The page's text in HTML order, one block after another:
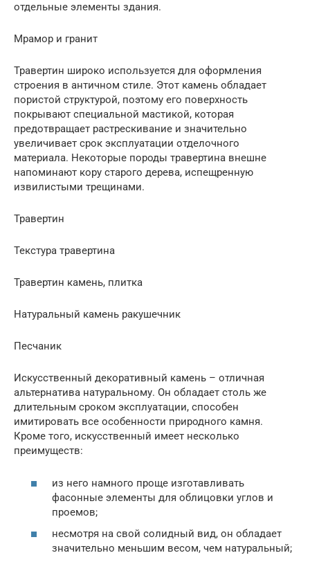
отдельные элементы здания.
Мрамор и гранит
Травертин широко используется для оформления
строения в античном стиле. Этот камень обладает
пористой структурой, поэтому его поверхность
покрывают специальной мастикой, которая
предотвращает растрескивание и значительно
увеличивает срок эксплуатации отделочного
материала. Некоторые породы травертина внешне
напоминают кору старого дерева, испещренную
извилистыми трещинами.
Травертин
Текстура травертина
Травертин камень, плитка
Натуральный камень ракушечник
Песчаник
Искусственный декоративный камень – отличная
альтернатива натуральному. Он обладает столь же
длительным сроком эксплуатации, способен
имитировать все особенности природного камня.
Кроме того, искусственный имеет несколько
преимуществ:
из него намного проще изготавливать
фасонные элементы для облицовки углов и
проемов;
несмотря на свой солидный вид, он обладает
значительно меньшим весом, чем натуральный;